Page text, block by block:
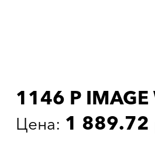
1146 Р IMAGE
Цена: 1 889.72